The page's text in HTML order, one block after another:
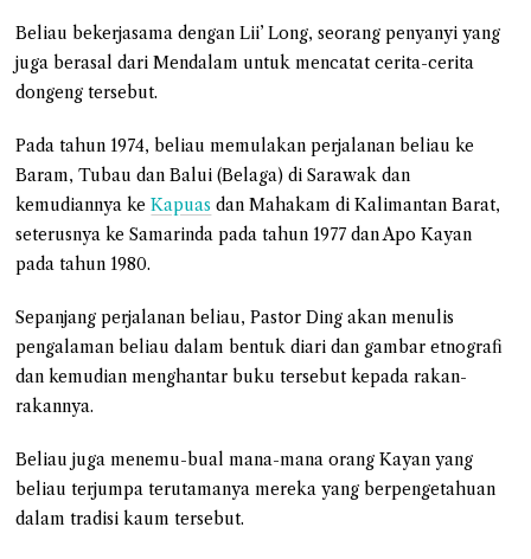
Beliau bekerjasama dengan Lii’ Long, seorang penyanyi yang
juga berasal dari Mendalam untuk mencatat cerita-cerita
dongeng tersebut.
Pada tahun 1974, beliau memulakan perjalanan beliau ke
Baram, Tubau dan Balui (Belaga) di Sarawak dan
kemudiannya keKapuas dan Mahakam di Kalimantan Barat,
seterusnya ke Samarinda pada tahun 1977 dan Apo Kayan
pada tahun 1980.
Sepanjang perjalanan beliau, Pastor Ding akan menulis
pengalaman beliau dalam bentuk diari dan gambar etnografi
dan kemudian menghantar buku tersebut kepada rakan-
rakannya.
Beliau juga menemu-bual mana-mana orang Kayan yang
beliau terjumpa terutamanya mereka yang berpengetahuan
dalam tradisi kaum tersebut.